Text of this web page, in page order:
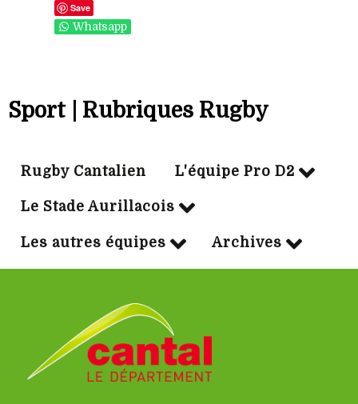
Save
Whatsapp
Sport | Rubriques Rugby
Rugby Cantalien L'équipe Pro D2
Le Stade Aurillacois
Les autres équipes Archives